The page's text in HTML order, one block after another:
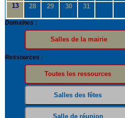
13 28 29 30 31
Domaines :
Ressources :